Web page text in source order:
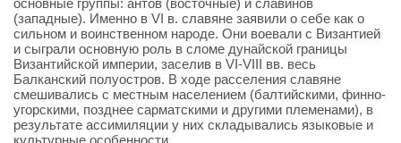
основные группы: антов (восточные) и славинов
(западные). Именно в VI в. славяне заявили о себе как о
сильном и воинственном народе. Они воевали с Византией
и сыграли основную роль в сломе дунайской границы
Византийской империи, заселив в VI-VIII вв. весь
Балканский полуостров. В ходе расселения славяне
смешивались с местным населением (балтийскими, финно-
угорскими, позднее сарматскими и другими племенами), в
результате ассимиляции у них складывались языковые и